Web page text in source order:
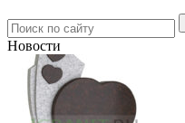
Новости